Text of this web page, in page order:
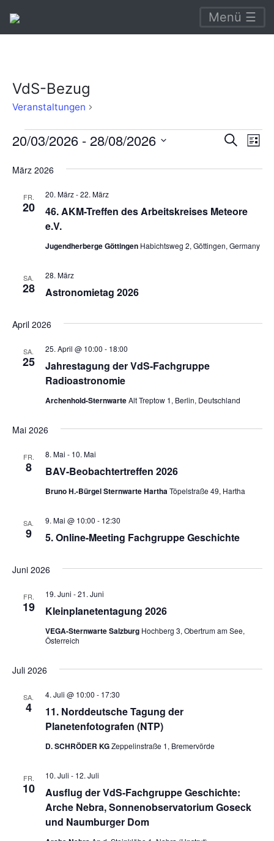
Menü ☰
VdS-Bezug
Veranstaltungen
Veranstaltungen SucheListe
20/03/2026 - 28/08/2026
wählen.
März 2026
FR.
20
46. AKM-Treffen des Arbeitskreises Meteore
e.V.
20. März-22. März
Jugendherberge Göttingen Habichtsweg 2, Göttingen, Germany
SA.
28 Astronomietag 2026
28. März
April 2026
SA.
25
Jahrestagung der VdS-Fachgruppe
Radioastronomie
25. April @ 10:00 - 18:00
Archenhold-SternwarteAlt Treptow 1, Berlin, Deutschland
Mai 2026
FR.
8 BAV-Beobachtertreffen 2026
8. Mai - 10. Mai
Bruno H.-Bürgel Sternwarte HarthaTöpelstraße 49, Hartha
SA.
9 5. Online-Meeting Fachgruppe Geschichte
9. Mai @ 10:00 - 12:30
Juni 2026
FR.
19 Kleinplanetentagung 2026
19. Juni -21. Juni
VEGA-Sternwarte Salzburg Hochberg 3, Obertrum am See,
Österreich
Juli 2026
SA.
4
11. Norddeutsche Tagung der
Planetenfotografen (NTP)
4. Juli @ 10:00 - 17:30
D. SCHRÖDER KGZeppelinstraße 1, Bremervörde
FR.
10
Ausflug der VdS-Fachgruppe Geschichte:
Arche Nebra, Sonnenobservatorium Goseck
und Naumburger Dom
10. Juli - 12. Juli